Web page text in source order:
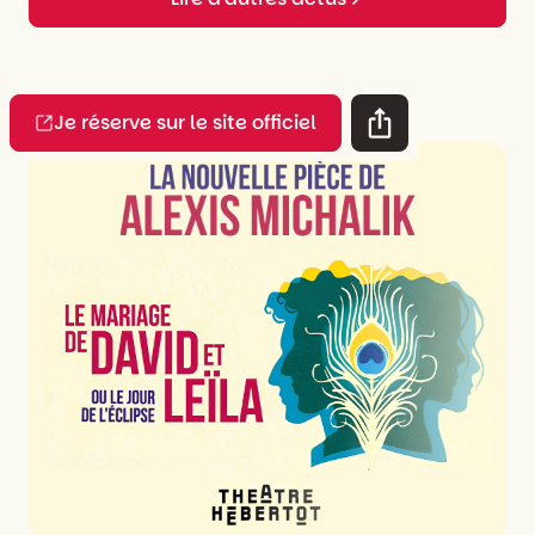
Je réserve sur le site officiel